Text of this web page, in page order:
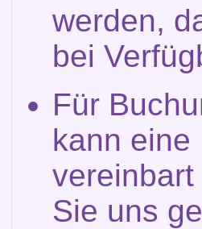
werden,
bei
Für
kann eine
Sie uns